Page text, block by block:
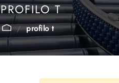
PROFILO T
profilo t